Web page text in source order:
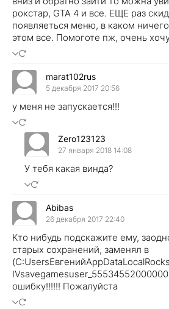
рокстар, GTA 4 и все. ЕЩЕ раз
появляеться меню, в каком
этом все. Помоготе пж, очень
marat102rus
5 декабря 2017 20:56
у меня не запускается!!!
Zero123123
27 января 2018 14:08
У тебя какая винда?
Abibas
26 декабря 2017 22:40
Кто нибудь подскажите ему,
старых сохранений, заменял в
ошибку!!!!!! Пожалуйста